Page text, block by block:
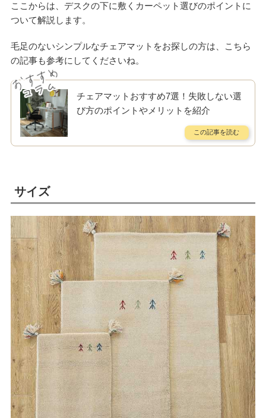
ここからは、デスクの下に敷くカーペット選びのポイントに
ついて解説します。
毛足のないシンプルなチェアマットをお探しの方は、こちら
の記事も参考にしてくださいね。
チェアマットおすすめ7選！失敗しない選
び方のポイントやメリットを紹介
サイズ